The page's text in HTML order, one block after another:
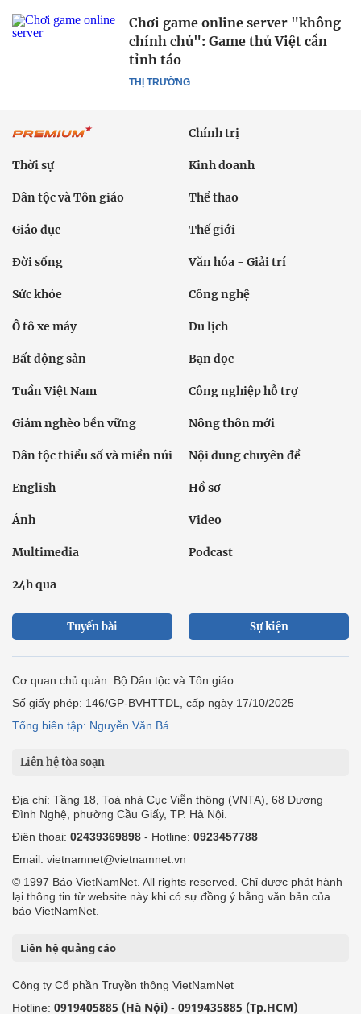
THỊ TRƯỜNG
Chơi game online server "không
chính chủ": Game thủ Việt cần
tỉnh táo
Chính trị
Thời sự Kinh doanh
Dân tộc và Tôn giáo Thể thao
Giáo dục Thế giới
Đời sống Văn hóa - Giải trí
Sức khỏe Công nghệ
Ô tô xe máy Du lịch
Bất động sản Bạn đọc
Tuần Việt Nam Công nghiệp hỗ trợ
Giảm nghèo bền vững Nông thôn mới
Dân tộc thiểu số và miền núi Nội dung chuyên đề
English Hồ sơ
Ảnh Video
Multimedia Podcast
24h qua
Tuyến bài Sự kiện
Cơ quan chủ quản: Bộ Dân tộc và Tôn giáo
Số giấy phép: 146/GP-BVHTTDL, cấp ngày 17/10/2025
Tổng biên tập: Nguyễn Văn Bá
Liên hệ tòa soạn
Địa chỉ: Tầng 18, Toà nhà Cục Viễn thông (VNTA), 68 Dương
Đình Nghệ, phường Cầu Giấy, TP. Hà Nội.
Điện thoại: 02439369898 - Hotline: 0923457788
Email: vietnamnet@vietnamnet.vn
© 1997 Báo VietNamNet. All rights reserved. Chỉ được phát hành
lại thông tin từ website này khi có sự đồng ý bằng văn bản của
báo VietNamNet.
Liên hệ quảng cáo
Công ty Cổ phần Truyền thông VietNamNet
Hotline: 0919405885 (Hà Nội) - 0919435885 (Tp.HCM)